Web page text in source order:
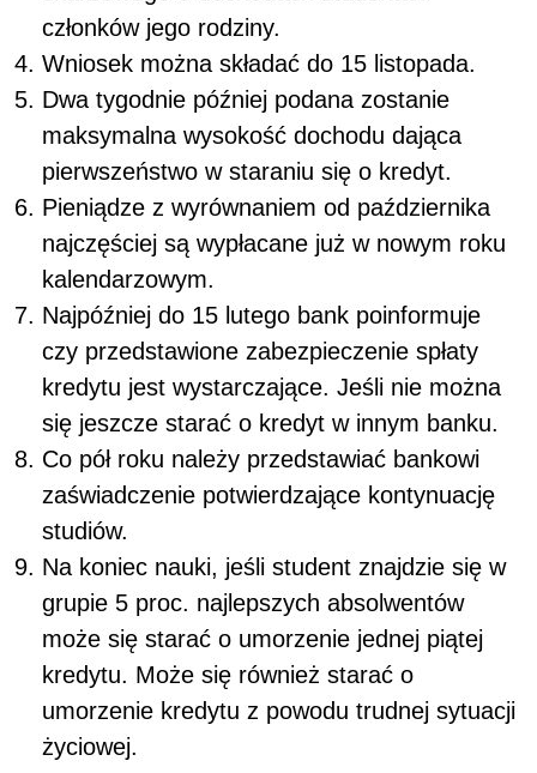
członków jego rodziny.
Wniosek można składać do 15 listopada.
Dwa tygodnie później podana zostanie
maksymalna wysokość dochodu dająca
pierwszeństwo w staraniu się o kredyt.
Pieniądze z wyrównaniem od października
najczęściej są wypłacane już w nowym roku
kalendarzowym.
Najpóźniej do 15 lutego bank poinformuje
czy przedstawione zabezpieczenie spłaty
kredytu jest wystarczające. Jeśli nie można
się jeszcze starać o kredyt w innym banku.
Co pół roku należy przedstawiać bankowi
zaświadczenie potwierdzające kontynuację
studiów.
Na koniec nauki, jeśli student znajdzie się w
grupie 5 proc. najlepszych absolwentów
może się starać o umorzenie jednej piątej
kredytu. Może się również starać o
umorzenie kredytu z powodu trudnej sytuacji
życiowej.